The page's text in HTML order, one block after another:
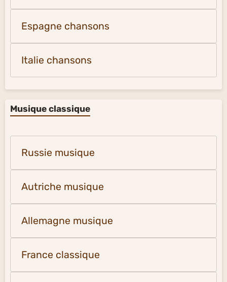
Espagne chansons
Italie chansons
Musique classique
Russie musique
Autriche musique
Allemagne musique
France classique